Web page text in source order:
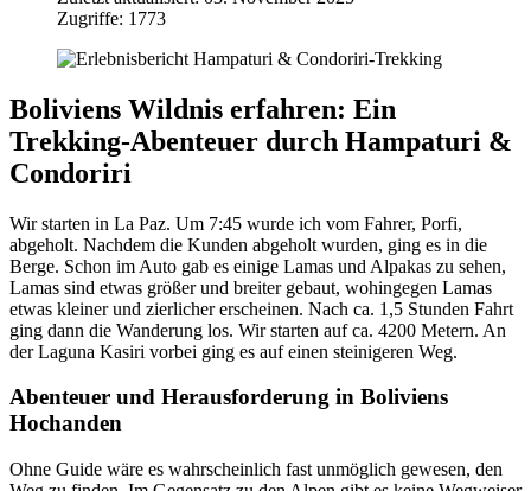
Zugriffe: 1773
Boliviens Wildnis erfahren: Ein
Trekking-Abenteuer durch Hampaturi &
Condoriri
Wir starten in La Paz. Um 7:45 wurde ich vom Fahrer, Porfi,
abgeholt. Nachdem die Kunden abgeholt wurden, ging es in die
Berge. Schon im Auto gab es einige Lamas und Alpakas zu sehen,
Lamas sind etwas größer und breiter gebaut, wohingegen Lamas
etwas kleiner und zierlicher erscheinen. Nach ca. 1,5 Stunden Fahrt
ging dann die Wanderung los. Wir starten auf ca. 4200 Metern. An
der Laguna Kasiri vorbei ging es auf einen steinigeren Weg.
Abenteuer und Herausforderung in Boliviens
Hochanden
Ohne Guide wäre es wahrscheinlich fast unmöglich gewesen, den